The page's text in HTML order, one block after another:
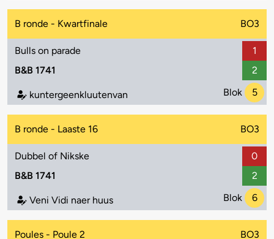
B ronde - Kwartfinale BO3
Bulls on parade
1
B&B 1741
2
kuntergeenkluutenvan Blok 5
B ronde - Laaste 16 BO3
Dubbel of Nikske
0
B&B 1741
2
Veni Vidi naer huus Blok 6
Poules - Poule 2 BO3